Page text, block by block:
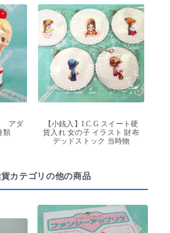
アダ
類
【小銭入】I.C.G スイート硬
貨入れ 女の子 イラスト 財布
デッドストック 当時物
カテゴリの他の商品